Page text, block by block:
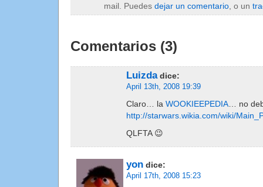
mail. Puedes dejar un comentario , o un
Comentarios (3)
Luizdadice:
April 13th, 2008 19:39
Claro… la WOOKIEEPEDIA … no
http://starwars.wikia.com/wiki/
QLFTA 😉
yon dice:
April 17th, 2008 15:23